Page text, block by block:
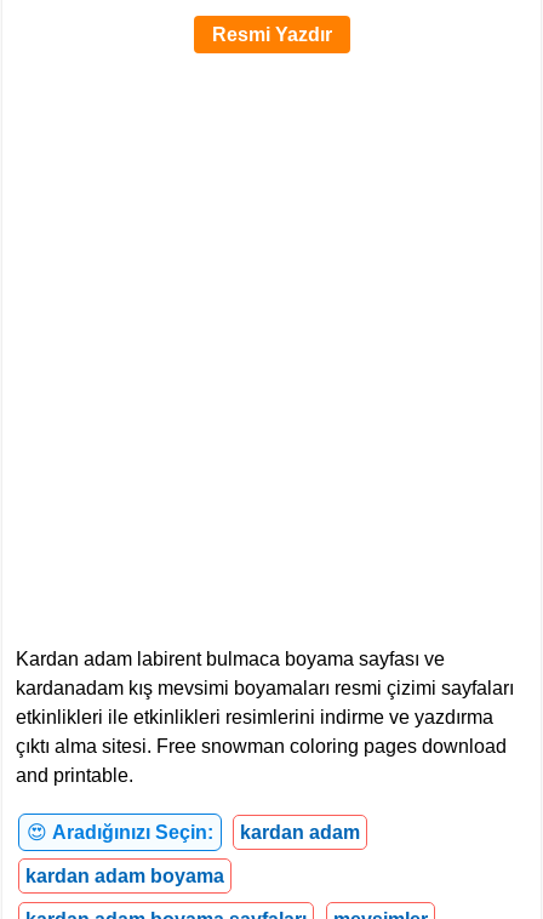
Resmi Yazdır
Kardan adam labirent bulmaca boyama sayfası ve
kardanadam kış mevsimi boyamaları resmi çizimi sayfaları
etkinlikleri ile etkinlikleri resimlerini indirme ve yazdırma
çıktı alma sitesi. Free snowman coloring pages download
and printable.
😍 Aradığınızı Seçin: kardan adam
kardan adam boyama